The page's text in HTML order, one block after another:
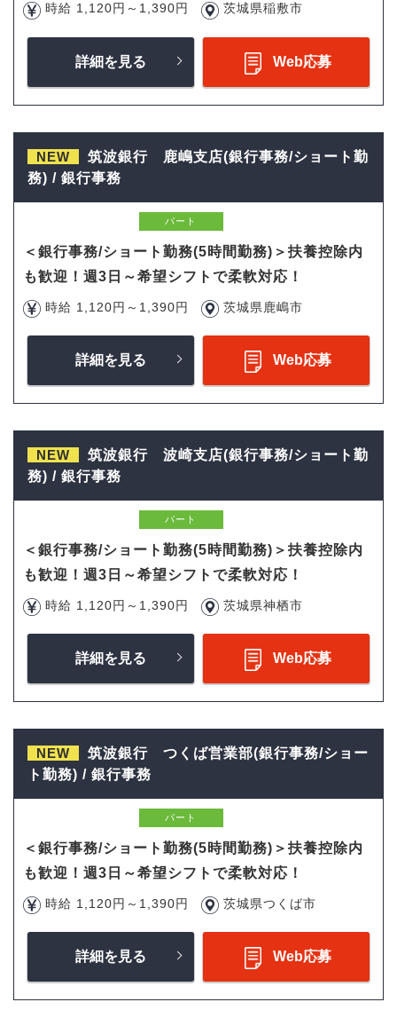
時給 1,120円～1,390円 茨城県稲敷市
詳細を見る Web応募
NEW
筑波銀行 鹿嶋支店(銀行事務/ショート勤
務) / 銀行事務
パート
＜銀行事務/ショート勤務(5時間勤務)＞扶養控除内
も歓迎！週3日～希望シフトで柔軟対応！
時給 1,120円～1,390円 茨城県鹿嶋市
詳細を見る Web応募
NEW
筑波銀行 波崎支店(銀行事務/ショート勤
務) / 銀行事務
パート
＜銀行事務/ショート勤務(5時間勤務)＞扶養控除内
も歓迎！週3日～希望シフトで柔軟対応！
時給 1,120円～1,390円 茨城県神栖市
詳細を見る Web応募
NEW
筑波銀行 つくば営業部(銀行事務/ショー
ト勤務) / 銀行事務
パート
＜銀行事務/ショート勤務(5時間勤務)＞扶養控除内
も歓迎！週3日～希望シフトで柔軟対応！
時給 1,120円～1,390円 茨城県つくば市
詳細を見る Web応募